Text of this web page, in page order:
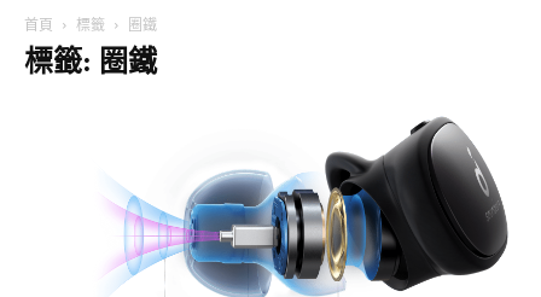
首頁 標籤 圈鐵
標籤: 圈鐵